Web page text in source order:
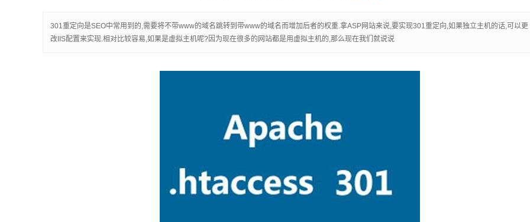
301重定向是SEO中常用到的,需要将不带www的域名跳转到带www的域名而增加后者的权重.拿ASP网站来说,要实现301重定向,如果独立主机的话,可以更
改IIS配置来实现.相对比较容易,如果是虚拟主机呢?因为现在很多的网站都是用虚拟主机的,那么现在我们就说说